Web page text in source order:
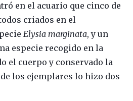
en el acuario que cinco de
criados en el
Elysia marginata, y un
especie recogido en la
el cuerpo y conservado la
los ejemplares lo hizo dos